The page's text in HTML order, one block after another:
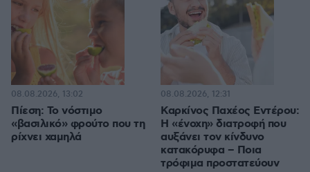
Πίεση: Το νόστιμο
«βασιλικό» φρούτο που τη
ρίχνει χαμηλά
08.08.2026, 13:02
Καρκίνος Παχέος Εντέρου:
Η «ένοχη» διατροφή που
αυξάνει τον κίνδυνο
κατακόρυφα – Ποια
τρόφιμα προστατεύουν
08.08.2026, 12:31